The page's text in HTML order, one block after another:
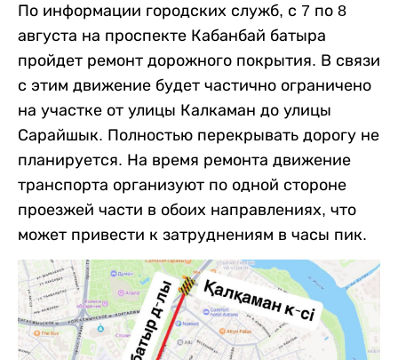
По информации городских служб, с 7 по 8
августа на проспекте Кабанбай батыра
пройдет ремонт дорожного покрытия. В связи
с этим движение будет частично ограничено
на участке от улицы Калкаман до улицы
Сарайшык. Полностью перекрывать дорогу не
планируется. На время ремонта движение
транспорта организуют по одной стороне
проезжей части в обоих направлениях, что
может привести к затруднениям в часы пик.